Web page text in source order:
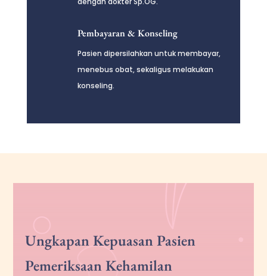
Pembayaran & Konseling
Pasien dipersilahkan untuk membayar,
menebus obat, sekaligus melakukan
konseling.
Ungkapan Kepuasan Pasien
Pemeriksaan Kehamilan